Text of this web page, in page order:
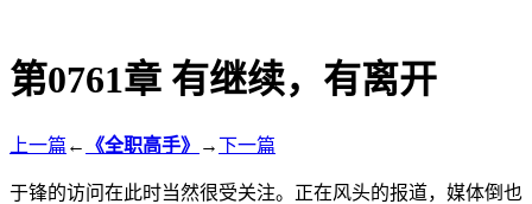
第0761章 有继续，有离开
上一篇 ← 《全职高手》 →下一篇
于锋的访问在此时当然很受关注。正在风头的报道，媒体倒也